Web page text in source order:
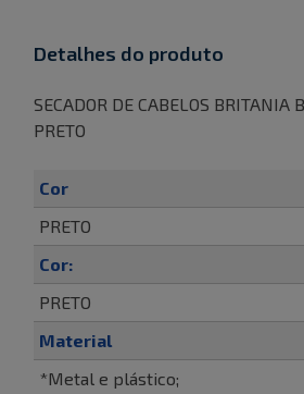
Detalhes do produto
SECADOR DE CABELOS BRITANIA
PRETO
Cor
PRETO
Cor:
PRETO
Material
*Metal e plástico;